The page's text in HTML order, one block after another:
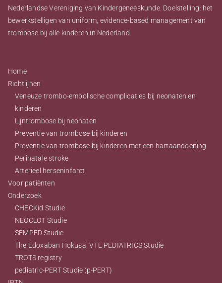
Nederlandse Vereniging van Kindergeneeskunde. Doelstelling: het
bewerkstelligen van uniform, evidence-based management van
trombose bij alle kinderen in Nederland.
Home
Richtlijnen
Veneuze trombo-embolische complicaties bij neonaten en
kinderen
Lijntrombose bij neonaten
Preventie van trombose bij kinderen
Preventie van trombose bij kinderen met een hartaandoening
Perinatale stroke
Arterieel herseninfarct
Voor patiënten
Onderzoek
CHECKid Studie
NEOCLOT Studie
SEMPED Studie
The Edoxaban Hokusai VTE PEDIATRICS Studie
TROTS registry
pediatric-PERT Studie (p-PERT)